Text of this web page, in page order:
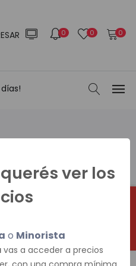
0 0 0
ver los
o Minorista
vas a acceder a precios